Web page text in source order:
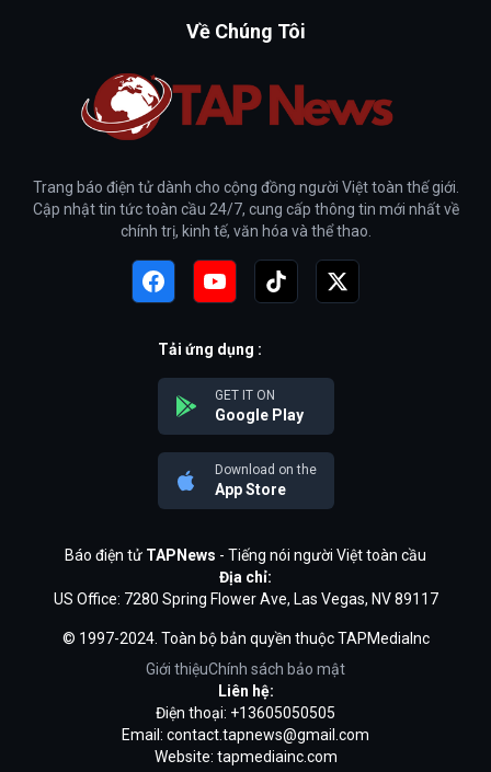
Về Chúng Tôi
Trang báo điện tử dành cho cộng đồng người Việt toàn thế giới.
Cập nhật tin tức toàn cầu 24/7, cung cấp thông tin mới nhất về
chính trị, kinh tế, văn hóa và thể thao.
Tải ứng dụng :
GET IT ON
Google Play
Download on the
App Store
Báo điện tử TAPNews - Tiếng nói người Việt toàn cầu
Địa chỉ:
US Office: 7280 Spring Flower Ave, Las Vegas, NV 89117
© 1997-2024. Toàn bộ bản quyền thuộc TAPMediaInc
Giới thiệuChính sách bảo mật
Liên hệ:
Điện thoại: +13605050505
Email: contact.tapnews@gmail.com
Website: tapmediainc.com